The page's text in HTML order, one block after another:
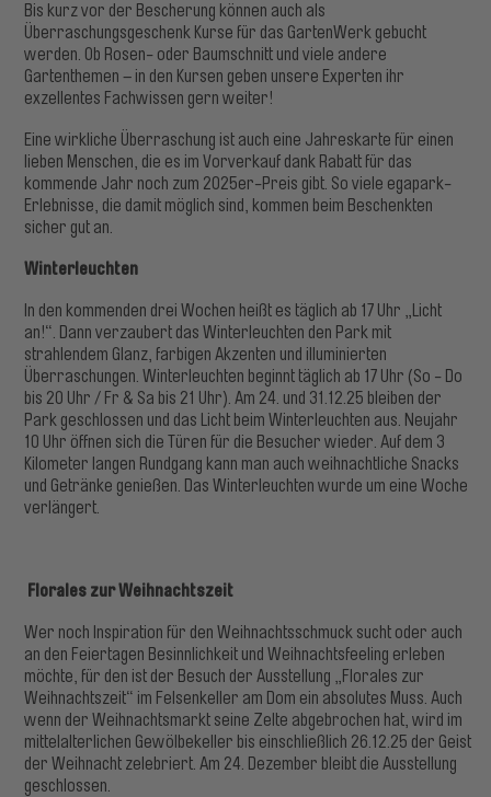
Bis kurz vor der Bescherung können auch als
Überraschungsgeschenk Kurse für das GartenWerk gebucht
werden. Ob Rosen- oder Baumschnitt und viele andere
Gartenthemen – in den Kursen geben unsere Experten ihr
exzellentes Fachwissen gern weiter!
Eine wirkliche Überraschung ist auch eine Jahreskarte für einen
lieben Menschen, die es im Vorverkauf dank Rabatt für das
kommende Jahr noch zum 2025er-Preis gibt. So viele egapark-
Erlebnisse, die damit möglich sind, kommen beim Beschenkten
sicher gut an.
Winterleuchten
In den kommenden drei Wochen heißt es täglich ab 17 Uhr „Licht
an!“. Dann verzaubert das Winterleuchten den Park mit
strahlendem Glanz, farbigen Akzenten und illuminierten
Überraschungen. Winterleuchten beginnt täglich ab 17 Uhr (So - Do
bis 20 Uhr / Fr & Sa bis 21 Uhr). Am 24. und 31.12.25 bleiben der
Park geschlossen und das Licht beim Winterleuchten aus. Neujahr
10 Uhr öffnen sich die Türen für die Besucher wieder. Auf dem 3
Kilometer langen Rundgang kann man auch weihnachtliche Snacks
und Getränke genießen. Das Winterleuchten wurde um eine Woche
verlängert.
Florales zur Weihnachtszeit
Wer noch Inspiration für den Weihnachtsschmuck sucht oder auch
an den Feiertagen Besinnlichkeit und Weihnachtsfeeling erleben
möchte, für den ist der Besuch der Ausstellung „Florales zur
Weihnachtszeit“ im Felsenkeller am Dom ein absolutes Muss. Auch
wenn der Weihnachtsmarkt seine Zelte abgebrochen hat, wird im
mittelalterlichen Gewölbekeller bis einschließlich 26.12.25 der Geist
der Weihnacht zelebriert. Am 24. Dezember bleibt die Ausstellung
geschlossen.